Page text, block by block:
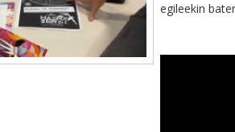
egileekin